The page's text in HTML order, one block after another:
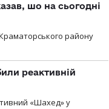
шо на сьогодні
району
реактивній
«Шахед» у